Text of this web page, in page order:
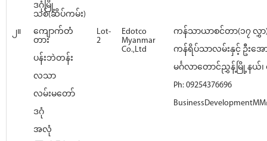
ဒဂုံမြို့
သစ်(ဆိပ်ကမ်း)
၂။
ကျောက်တံ
တား
ပန်းဘဲတန်း
လသာ
လမ်းမတော်
ဒဂုံ
အလုံ
Lot-
2
Edotco
Myanmar
Co.,Ltd
ကန်သာယာစင်တာ(၁၇ လွှာ)
ကန်ရိပ်သာလမ်းနှင့် ဦးအေ
မင်္ဂလာတောင်ညွှန့်မြို့နယ်၊
Ph: 09254376696